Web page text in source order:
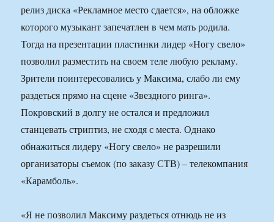
релиз диска «Рекламное место сдается», на обложке
которого музыкант запечатлен в чем мать родила.
Тогда на презентации пластинки лидер «Ногу свело»
позволил разместить на своем теле любую рекламу.
Зрители поинтересовались у Максима, слабо ли ему
раздеться прямо на сцене «Звездного ринга».
Покровский в долгу не остался и предложил
станцевать стриптиз, не сходя с места. Однако
обнажиться лидеру «Ногу свело» не разрешили
организаторы съемок (по заказу СТВ) – телекомпания
«Карамболь».
«Я не позволил Максиму раздеться отнюдь не из